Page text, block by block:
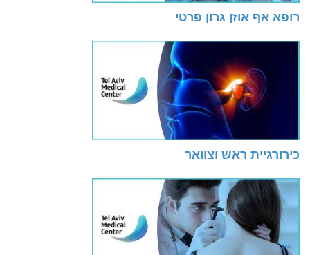
רופא אף אוזן גרון פרטי
כירורגיית ראש וצוואר